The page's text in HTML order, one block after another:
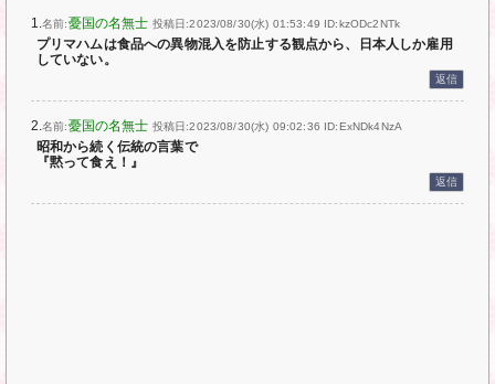
1.名前:憂国の名無士 投稿日:2023/08/30(水) 01:53:49 ID:kzODc2NTk
プリマハムは食品への異物混入を防止する観点から、日本人しか雇用
していない。
返信
2.名前:憂国の名無士 投稿日:2023/08/30(水) 09:02:36 ID:ExNDk4NzA
昭和から続く伝統の言葉で
『黙って食え！』
返信